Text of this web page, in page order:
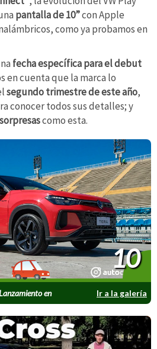
pantalla de 10”con Apple
como ya probamos en
fecha específica para el debut
en cuenta que la marca lo
segundo trimestre de este año,
conocer todos sus detalles; y
sorpresascomo esta.
en
Ir a la galería
10